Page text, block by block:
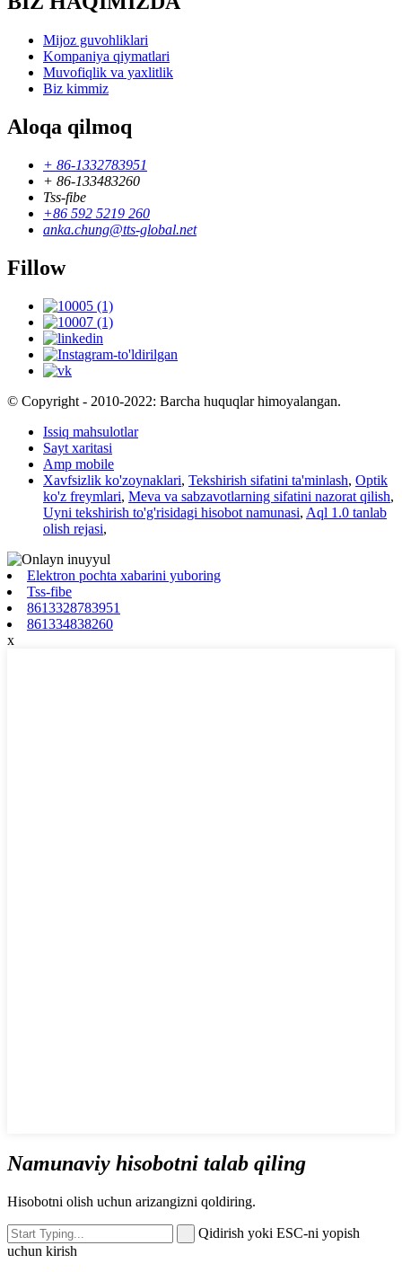
Mijoz guvohliklari
Kompaniya qiymatlari
Muvofiqlik va yaxlitlik
Biz kimmiz
Aloqa qilmoq
+ 86-1332783951
+ 86-133483260
Tss-fibe
+86 592 5219 260
anka.chung@tts-global.net
Fillow
© Copyright - 2010-2022: Barcha huquqlar himoyalangan.
Issiq mahsulotlar
Sayt xaritasi
Amp mobile
Xavfsizlik ko'zoynaklari, Tekshirish sifatini ta'minlash, Optik
ko'z freymlari, Meva va sabzavotlarning sifatini nazorat qilish,
Uyni tekshirish to'g'risidagi hisobot namunasi, Aql 1.0 tanlab
olish rejasi,
Elektron pochta xabarini yuboring
Tss-fibe
8613328783951
861334838260
x
Namunaviy hisobotni talab qiling
Hisobotni olish uchun arizangizni qoldiring.
Qidirish yoki ESC-ni yopish
uchun kirish